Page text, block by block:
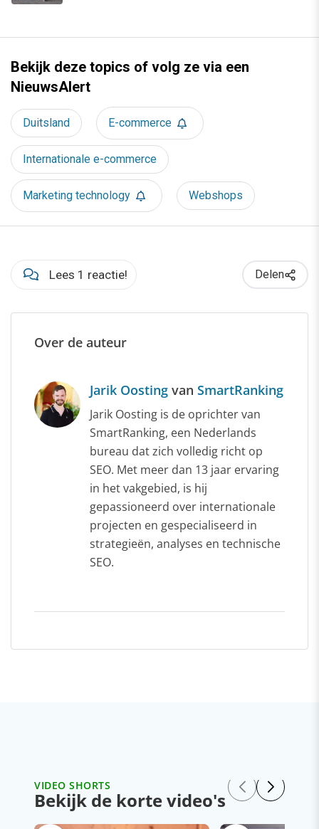
Bekijk deze topics of volg ze via een
NieuwsAlert
Duitsland E-commerce
Internationale e-commerce
Marketing technology Webshops
Lees 1 reactie! Delen
Over de auteur
Jarik Oosting van SmartRanking
Jarik Oosting is de oprichter van
SmartRanking, een Nederlands
bureau dat zich volledig richt op
SEO. Met meer dan 13 jaar ervaring
in het vakgebied, is hij
gepassioneerd over internationale
projecten en gespecialiseerd in
strategieën, analyses en technische
SEO.
VIDEO SHORTS
Bekijk de korte video's